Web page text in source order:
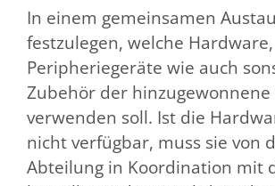
In einem gemeinsamen
festzulegen, welche Hardware,
Peripheriegeräte wie auch
Zubehör der hinzugewonnene
verwenden soll. Ist die
nicht verfügbar, muss sie von
Abteilung in Koordination mit